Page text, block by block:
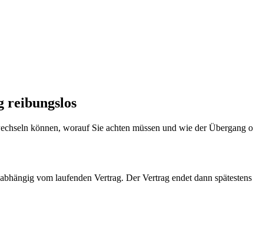
reibungslos
können, worauf Sie achten müssen und wie der Übergang
vom laufenden Vertrag. Der Vertrag endet dann